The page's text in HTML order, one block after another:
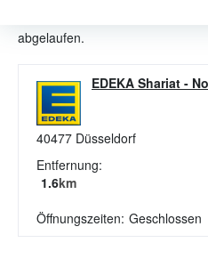
abgelaufen.
EDEKA Shariat -
40477 Düsseldorf
Entfernung:
1.6km
Öffnungszeiten: Geschlossen